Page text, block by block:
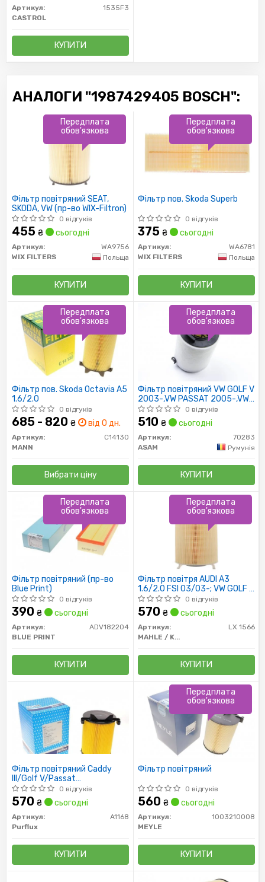
Артикул:
1535F3
CASTROL
КУПИТИ
АНАЛОГИ "1987429405 BOSCH":
Фільтр повітряний SEAT,
SKODA, VW (пр-во WIX-Filtron)
0 відгуків
455 ₴ сьогодні
Артикул:
WA9756
WIX FILTERS
Польща
КУПИТИ
Передплата
обов'язкова
Фільтр пов. Skoda Superb
0 відгуків
375 ₴ сьогодні
Артикул:
WA6781
WIX FILTERS
Польща
КУПИТИ
Передплата
обов'язкова
Фільтр пов. Skoda Octavia A5
1.6/2.0
0 відгуків
685 - 820 ₴ від 0 дн.
Артикул:
C14130
MANN
Вибрати ціну
Передплата
обов'язкова
Фільтр повітряний VW GOLF V
2003-,VW PASSAT 2005-,VW
TOURAN 2003 (70283) Asam
0 відгуків
510 ₴ сьогодні
Артикул:
70283
ASAM
Румунія
КУПИТИ
Передплата
обов'язкова
Фільтр повітряний (пр-во
Blue Print)
0 відгуків
390 ₴ сьогодні
Артикул:
ADV182204
BLUE PRINT
КУПИТИ
Передплата
обов'язкова
Фільтр повітря AUDI A3
1.6/2.0 FSI 03/03-; VW GOLF V
1.6/2.0 FSI 03/03-
0 відгуків
570 ₴ сьогодні
Артикул:
LX 1566
MAHLE / KNECHT
КУПИТИ
Передплата
обов'язкова
Фільтр повітряний Caddy
III/Golf V/Passat
B6/Octavia2.0SDI/1.6i
0 відгуків
570 ₴ сьогодні
Артикул:
A1168
Purflux
КУПИТИ
Фільтр повітряний
0 відгуків
560 ₴ сьогодні
Артикул:
1003210008
MEYLE
КУПИТИ
Передплата
обов'язкова